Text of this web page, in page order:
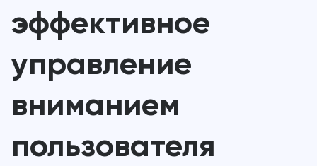
эффективное
управление
вниманием
пользователя